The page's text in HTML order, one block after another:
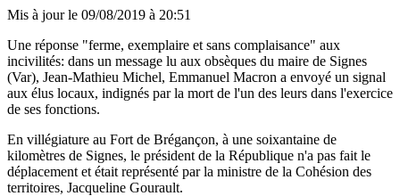
Mis à jour le 09/08/2019 à 20:51
Une réponse "ferme, exemplaire et sans complaisance" aux
incivilités: dans un message lu aux obsèques du maire de Signes
(Var), Jean-Mathieu Michel, Emmanuel Macron a envoyé un signal
aux élus locaux, indignés par la mort de l'un des leurs dans l'exercice
de ses fonctions.
En villégiature au Fort de Brégançon, à une soixantaine de
kilomètres de Signes, le président de la République n'a pas fait le
déplacement et était représenté par la ministre de la Cohésion des
territoires, Jacqueline Gourault.